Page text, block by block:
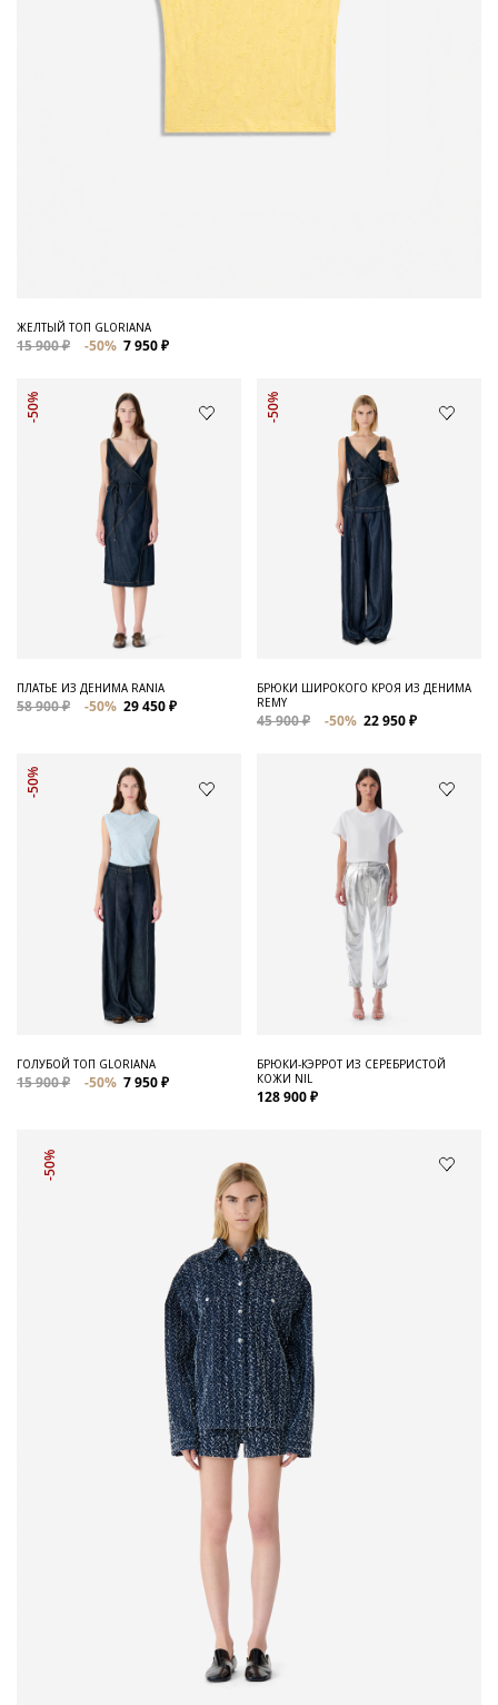
ЖЕЛТЫЙ ТОП GLORIANA
15 900 ₽ -50% 7 950 ₽
-50%
ПЛАТЬЕ ИЗ ДЕНИМА RANIA
58 900 ₽ -50% 29 450 ₽
-50%
БРЮКИ ШИРОКОГО КРОЯ ИЗ ДЕНИМА
REMY
45 900 ₽ -50% 22 950 ₽
-50%
ГОЛУБОЙ ТОП GLORIANA
15 900 ₽ -50% 7 950 ₽
БРЮКИ-КЭРРОТ ИЗ СЕРЕБРИСТОЙ
КОЖИ NIL
128 900 ₽
-50%